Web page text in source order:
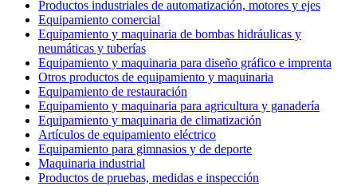
Productos industriales de automatización, motores y ejes
Equipamiento comercial
Equipamiento y maquinaria de bombas hidráulicas y
neumáticas y tuberías
Equipamiento y maquinaria para diseño gráfico e imprenta
Otros productos de equipamiento y maquinaria
Equipamiento de restauración
Equipamiento y maquinaria para agricultura y ganadería
Equipamiento y maquinaria de climatización
Artículos de equipamiento eléctrico
Equipamiento para gimnasios y de deporte
Maquinaria industrial
Productos de pruebas, medidas e inspección